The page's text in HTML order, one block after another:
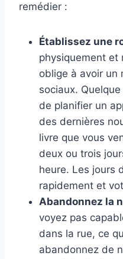
remédier :
Établissez une
physiquement et
oblige à avoir un
sociaux.
de planifier un
des dernières
livre que vous
deux ou trois
heure. Les jours
rapidement et
Abandonnez la
voyez pas
dans la rue, ce
abandonnez de